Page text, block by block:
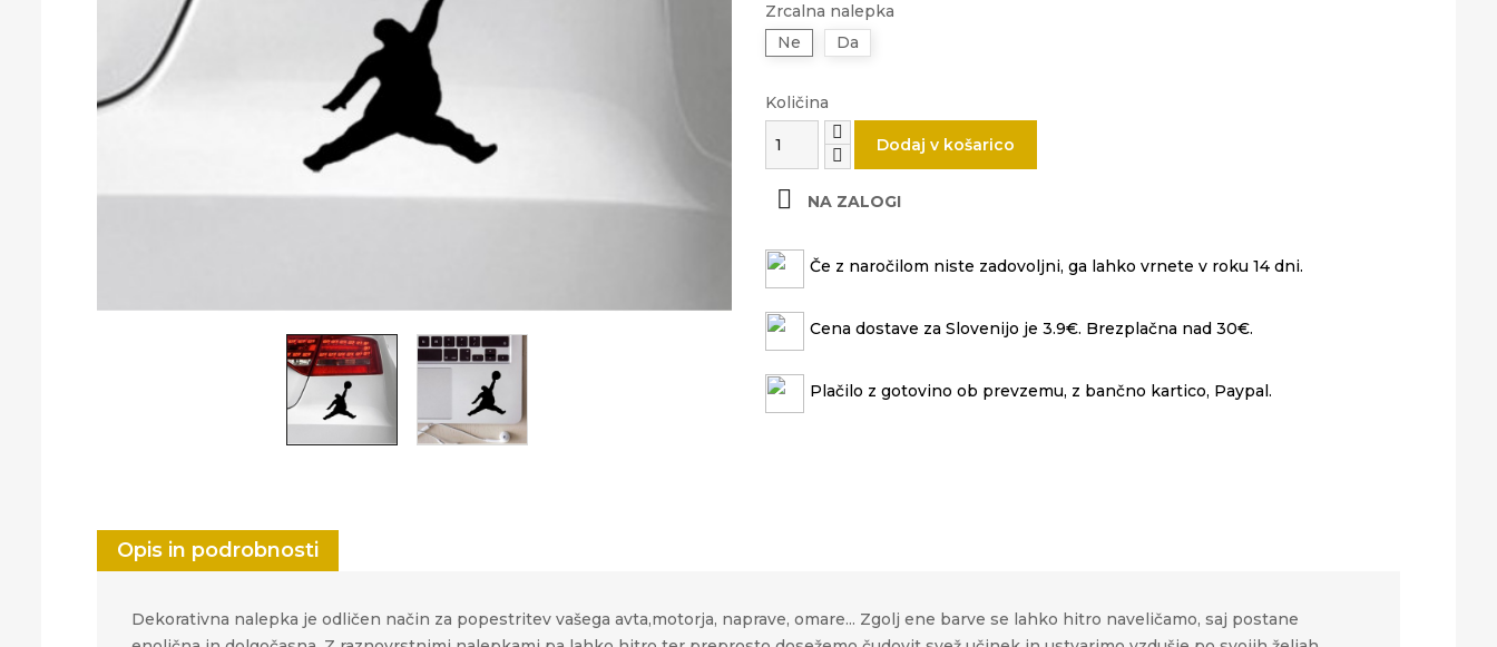
Zrcalna nalepka
Ne
Da
Količina
Dodaj v košarico
 NA ZALOGI
Če z naročilom niste zadovoljni, ga lahko vrnete v roku 14 dni.
Cena dostave za Slovenijo je 3.9€. Brezplačna nad 30€.
Plačilo z gotovino ob prevzemu, z bančno kartico, Paypal.
Opis in podrobnosti
Dekorativna nalepka je odličen način za popestritev vašega avta,motorja, naprave, omare... Zgolj ene barve se lahko hitro naveličamo, saj postane